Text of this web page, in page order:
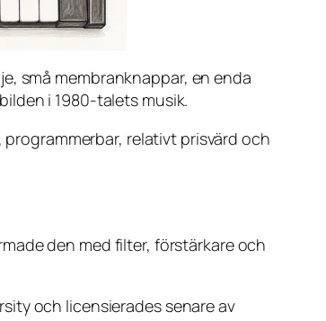
små membranknappar, en enda
i 1980-talets musik.
relativt prisvärd och
den med filter, förstärkare och
och licensierades senare av